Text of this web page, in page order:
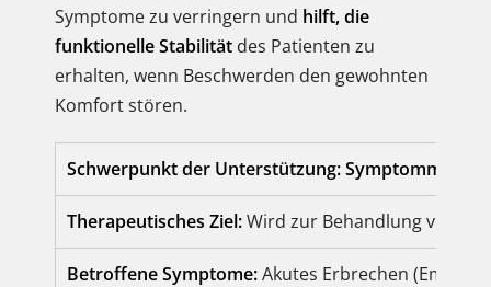
Symptome zu verringern und hilft, die
funktionelle Stabilität des Patienten zu
erhalten, wenn Beschwerden den gewohnten
Komfort stören.
Schwerpunkt der Unterstützung:
Therapeutisches Ziel:Wird zur Behandlung von
Betroffene Symptome:Akutes Erbrechen